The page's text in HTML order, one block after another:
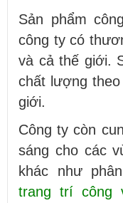
Sản phẩm
công ty có
và cả thế giới.
chất lượng
giới.
Công ty còn
sáng cho các
khác như
trang trí công